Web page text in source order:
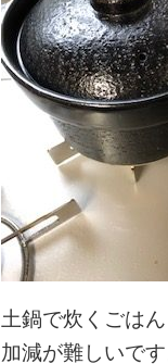
土鍋で炊くごは
加減が難しいで